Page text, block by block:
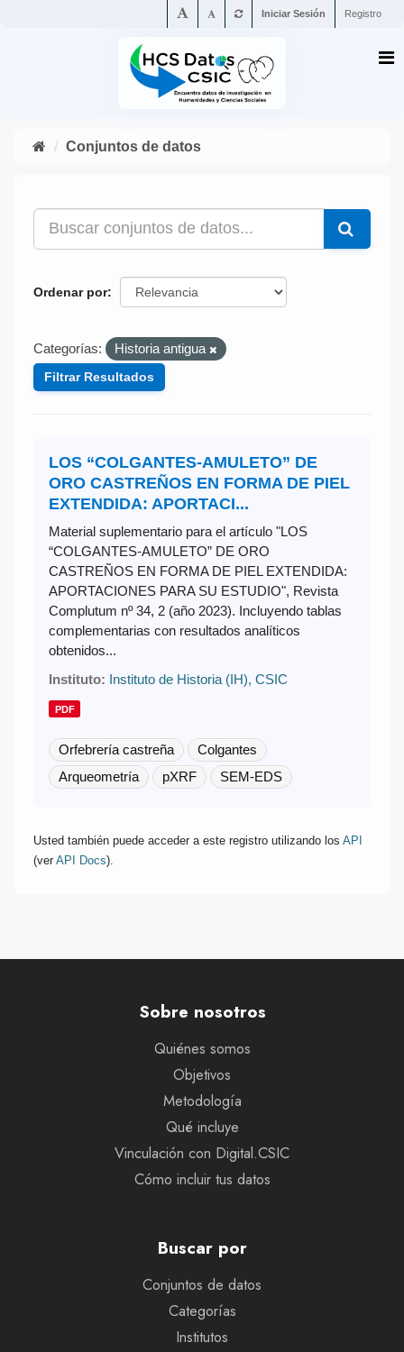
Iniciar Sesión Registro
Conjuntos de datos
Ordenar por
Categorías: Historia antigua
Filtrar Resultados
LOS “COLGANTES-AMULETO” DE
ORO CASTREÑOS EN FORMA DE PIEL
EXTENDIDA: APORTACI...
Material suplementario para el artículo "LOS
“COLGANTES-AMULETO” DE ORO
CASTREÑOS EN FORMA DE PIEL EXTENDIDA:
APORTACIONES PARA SU ESTUDIO", Revista
Complutum nº 34, 2 (año 2023). Incluyendo tablas
complementarias con resultados analíticos
obtenidos...
Instituto: Instituto de Historia (IH), CSIC
PDF
Orfebrería castreña
Colgantes
Arqueometría
pXRF SEM-EDS
Usted también puede acceder a este registro utilizando los API
(ver API Docs).
Sobre nosotros
Quiénes somos
Objetivos
Metodología
Qué incluye
Vinculación con Digital.CSIC
Cómo incluir tus datos
Buscar por
Conjuntos de datos
Categorías
Institutos